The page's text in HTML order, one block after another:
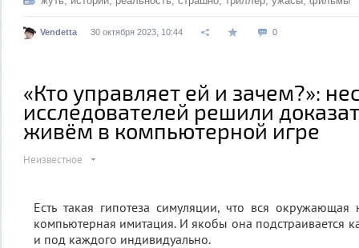
Vendetta 30 октября 2023, 10:44 0
«Кто управляет ей и зачем?»:
исследователей решили
живём в компьютерной игре
Неизвестное
Есть такая гипотеза симуляции, что вся окружающая
компьютерная имитация. И якобы она подстраивается
и под каждого индивидуально.